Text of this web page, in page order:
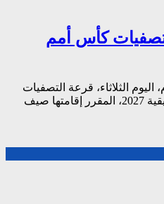
تصفيات كأس أمم
اليوم الثلاثاء، قرعة التصفيات
المؤهلة لبطولة كأس الأمم الأفريقية 2027، المقرر إقامتها صيف